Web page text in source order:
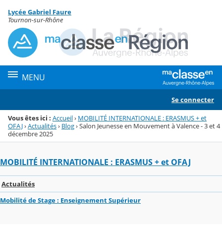
Menu de la rubrique
Contenu
Lycée Gabriel Faure
Tournon-sur-Rhône
MENU
Se connecter
Vous êtes ici : Accueil› MOBILITÉ INTERNATIONALE : ERASMUS + et
OFAJ›Actualités› Blog›Salon Jeunesse en Mouvement à Valence - 3 et 4
décembre 2025
MOBILITÉ INTERNATIONALE : ERASMUS + et OFAJ
Actualités
Mobilité de Stage : Enseignement Supérieur